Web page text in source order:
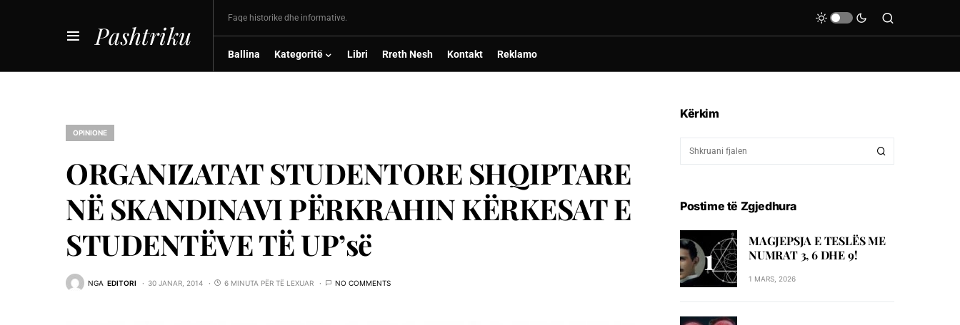
Pashtriku
Faqe historike dhe informative.
Ballina Kategoritë Libri Rreth Nesh Kontakt Reklamo
OPINIONE
ORGANIZATAT STUDENTORE SHQIPTARE
NË SKANDINAVI PËRKRAHIN KËRKESAT E
STUDENTËVE TË UP’së
NGA EDITORI 30 JANAR, 2014 6 MINUTA PËR TË LEXUAR NO COMMENTS
Kërkim
Postime të Zgjedhura
MAGJEPSJA E TESLËS ME
NUMRAT 3, 6 DHE 9!
1 MARS, 2026